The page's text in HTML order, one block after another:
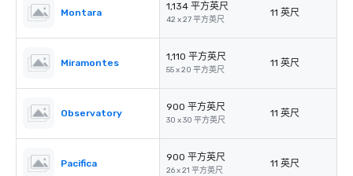
Montara
1,134 平方英尺
42 x 27 平方英尺
11 英尺
Miramontes
1,110 平方英尺
55 x 20 平方英尺
11 英尺
Observatory
900 平方英尺
30 x 30 平方英尺
11 英尺
Pacifica
900 平方英尺
26 x 21 平方英尺
11 英尺